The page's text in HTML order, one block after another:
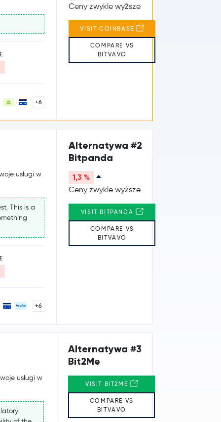
+6
Ceny zwykle wyższe
VISIT COINBASE
COMPARE VS
BITVAVO
usługi w
This is a
+6
Alternatywa #2
Bitpanda
1,3 %
Ceny zwykle wyższe
VISIT BITPANDA
COMPARE VS
BITVAVO
usługi w
Alternatywa #3
Bit2Me
VISIT BIT2ME
COMPARE VS
BITVAVO